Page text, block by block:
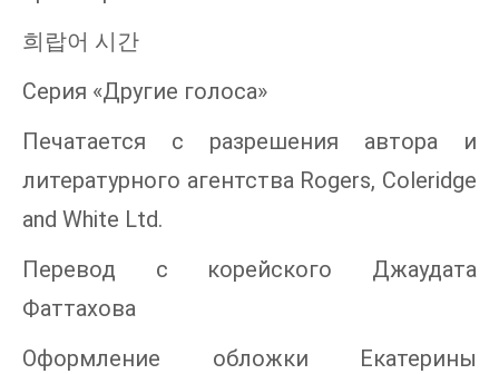
희랍어 시간
Серия «Другие голоса»
Печатается с разрешения автора и
литературного агентства Rogers, Coleridge
and White Ltd.
Перевод с корейского Джаудата
Фаттахова
Оформление обложки Екатерины